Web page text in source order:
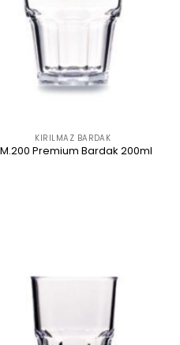
KIRILMAZ BARDAK
Premium Bardak 200ml